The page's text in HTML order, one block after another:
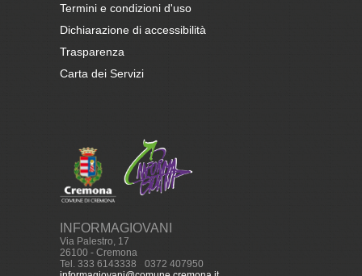
Termini e condizioni d'uso
Dichiarazione di accessibilità
Trasparenza
Carta dei Servizi
INFORMAGIOVANI
Via Palestro, 17
26100 - Cremona
Tel. 333 6143338
0372 407950